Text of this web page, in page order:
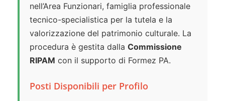
nell’Area Funzionari, famiglia professionale
tecnico-specialistica per la tutela e la
valorizzazione del patrimonio culturale. La
procedura è gestita dalla Commissione
RIPAM con il supporto di Formez PA.
Posti Disponibili per Profilo